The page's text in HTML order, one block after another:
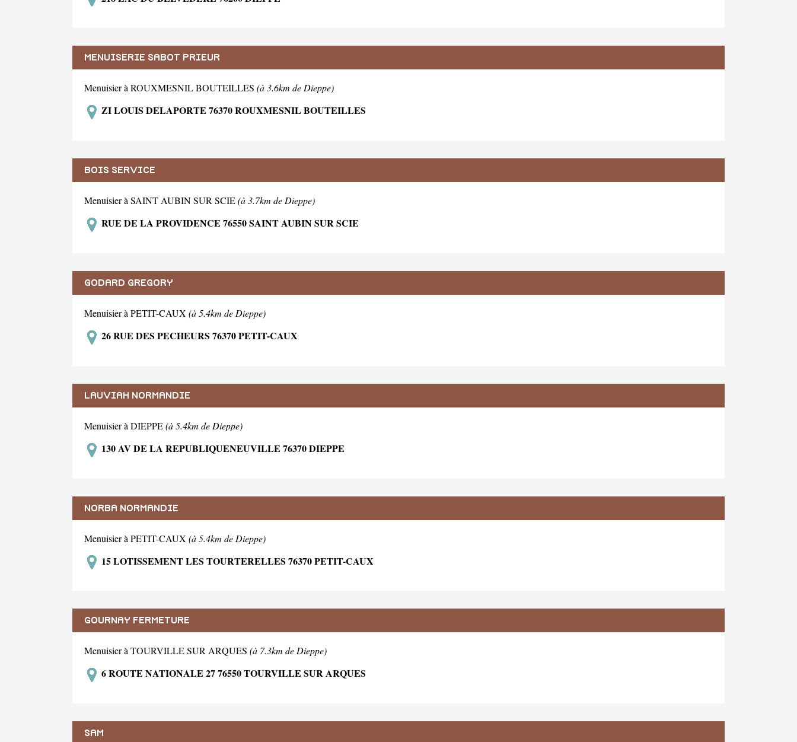
MENUISERIE SABOT PRIEUR
Menuisier à ROUXMESNIL BOUTEILLES (à 3.6km de Dieppe)
ZI LOUIS DELAPORTE 76370 ROUXMESNIL BOUTEILLES
BOIS SERVICE
Menuisier à SAINT AUBIN SUR SCIE(à 3.7km de Dieppe)
RUE DE LA PROVIDENCE 76550 SAINT AUBIN SUR SCIE
GODARD GREGORY
Menuisier à PETIT-CAUX (à 5.4km de Dieppe)
26 RUE DES PECHEURS 76370 PETIT-CAUX
LAUVIAH NORMANDIE
Menuisier à DIEPPE(à 5.4km de Dieppe)
130 AV DE LA REPUBLIQUENEUVILLE 76370 DIEPPE
NORBA NORMANDIE
Menuisier à PETIT-CAUX (à 5.4km de Dieppe)
15 LOTISSEMENT LES TOURTERELLES 76370 PETIT-CAUX
GOURNAY FERMETURE
Menuisier à TOURVILLE SUR ARQUES (à 7.3km de Dieppe)
6 ROUTE NATIONALE 27 76550 TOURVILLE SUR ARQUES
SAM